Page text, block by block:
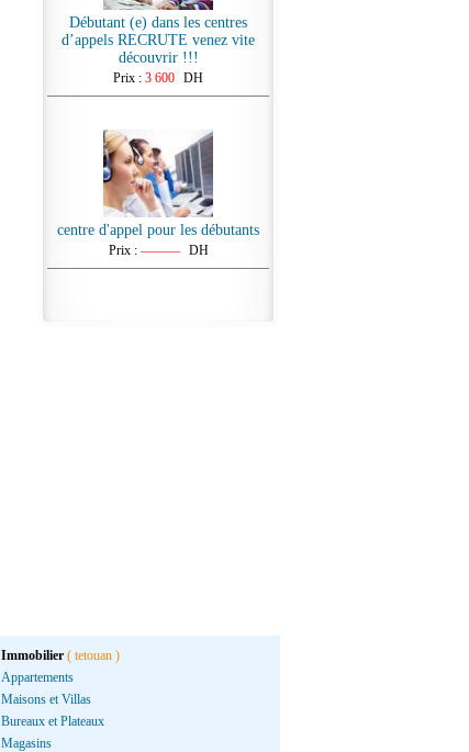
Débutant (e) dans les centres
d’appels RECRUTE venez vite
découvrir !!!
Prix : 3 600 DH
centre d'appel pour les débutants
Prix : ——— DH
Immobilier ( tetouan )
Appartements
Maisons et Villas
Bureaux et Plateaux
Magasins